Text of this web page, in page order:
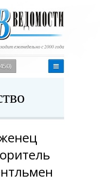
еженедельно с 2000 года